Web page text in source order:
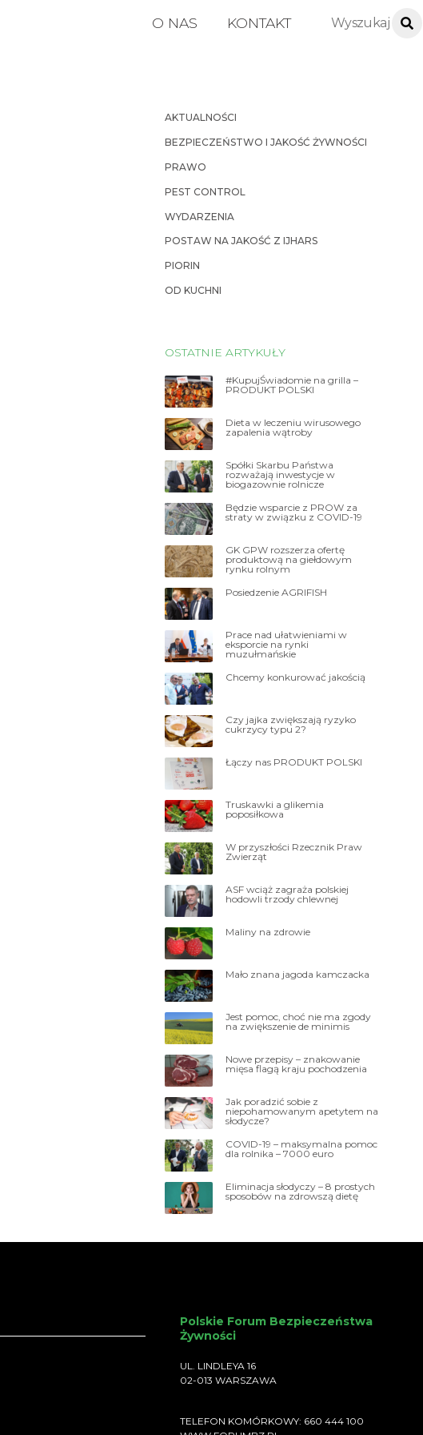
O NAS KONTAKT
AKTUALNOŚCI
BEZPIECZEŃSTWO I JAKOŚĆ ŻYWNOŚCI
PRAWO
PEST CONTROL
WYDARZENIA
POSTAW NA JAKOŚĆ Z IJHARS
PIORIN
OD KUCHNI
OSTATNIE ARTYKUŁY
#KupujŚwiadomie na grilla –
PRODUKT POLSKI
Dieta w leczeniu wirusowego
zapalenia wątroby
Spółki Skarbu Państwa
rozważają inwestycje w
biogazownie rolnicze
Będzie wsparcie z PROW za
straty w związku z COVID-19
GK GPW rozszerza ofertę
produktową na giełdowym
rynku rolnym
Posiedzenie AGRIFISH
Prace nad ułatwieniami w
eksporcie na rynki
muzułmańskie
Chcemy konkurować jakością
Czy jajka zwiększają ryzyko
cukrzycy typu 2?
Łączy nas PRODUKT POLSKI
Truskawki a glikemia
poposiłkowa
W przyszłości Rzecznik Praw
Zwierząt
ASF wciąż zagraża polskiej
hodowli trzody chlewnej
Maliny na zdrowie
Mało znana jagoda kamczacka
Jest pomoc, choć nie ma zgody
na zwiększenie de minimis
Nowe przepisy – znakowanie
mięsa flagą kraju pochodzenia
Jak poradzić sobie z
niepohamowanym apetytem na
słodycze?
COVID-19 – maksymalna pomoc
dla rolnika – 7000 euro
Eliminacja słodyczy – 8 prostych
sposobów na zdrowszą dietę
Polskie Forum Bezpieczeństwa
Żywności
UL. LINDLEYA 16
02-013 WARSZAWA
TELEFON KOMÓRKOWY: 660 444 100